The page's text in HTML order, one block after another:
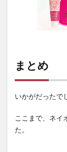
まとめ
いかがだったで
ここまで、ネイ
た。